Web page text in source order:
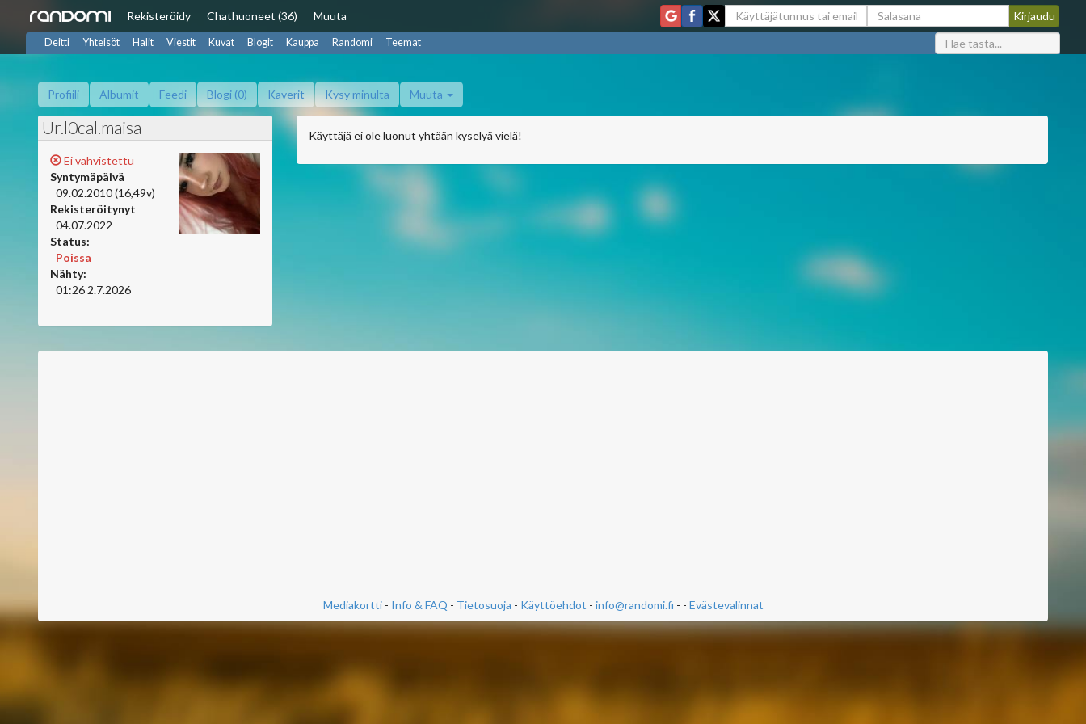
Rekisteröidy Chathuoneet (36) Muuta
Deitti Yhteisöt Halit Viestit Kuvat Blogit Kauppa Randomi Teemat
Profiili Albumit Feedi Blogi (0) Kaverit Kysy minulta Muuta
Ur.l0cal.maisa
Ei vahvistettu
Syntymäpäivä
09.02.2010 (16,49v)
Rekisteröitynyt
04.07.2022
Status:
Poissa
Nähty:
01:26 2.7.2026
Käyttäjä ei ole luonut yhtään kyselyä vielä!
Mediakortti- Info & FAQ - Tietosuoja - Käyttöehdot - info@randomi.fi - - Evästevalinnat